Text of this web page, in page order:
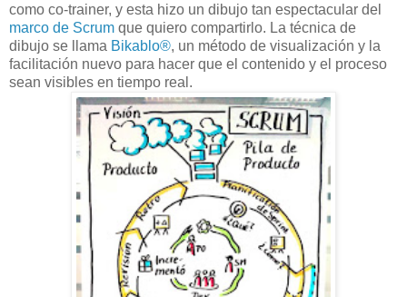
como co-trainer, y esta hizo un dibujo tan espectacular del
marco de Scrum que quiero compartirlo. La técnica de
dibujo se llama Bikablo®, un método de visualización y la
facilitación nuevo para hacer que el contenido y el proceso
sean visibles en tiempo real.